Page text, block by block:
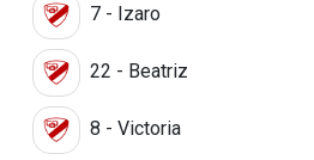
7 - Izaro
22 - Beatriz
8 - Victoria